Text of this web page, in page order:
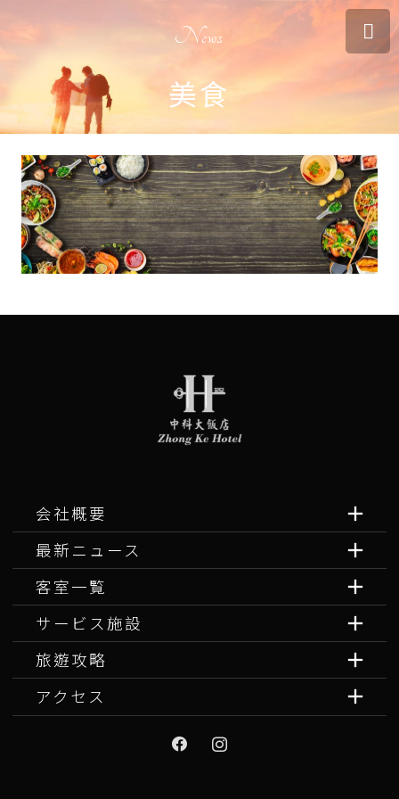
News
美食
会社概要
最新ニュース
客室一覧
サービス施設
旅遊攻略
アクセス